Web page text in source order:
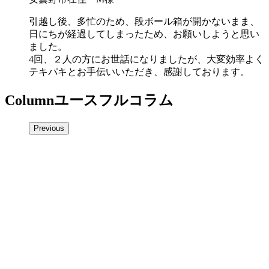
引越し後、多忙のため、段ボール箱が開かないまま、
日にちが経過してしまったため、お願いしようと思い
ました。
4回、２人の方にお世話になりましたが、大変効率よく
テキパキとお手伝いいただき、感謝しております。
Columnユースフルコラム
Previous